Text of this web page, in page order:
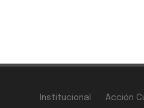
Institucional Acción